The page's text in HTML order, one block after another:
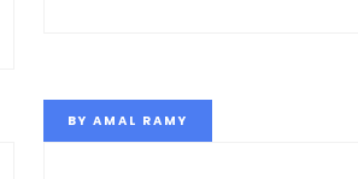
BY AMAL RAMY